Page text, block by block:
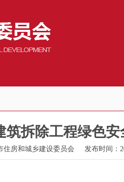
筑拆除工程绿色安
住房和城乡建设委员会 发布时间：